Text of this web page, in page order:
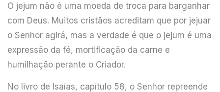
O jejum não é uma moeda de troca para barganhar
com Deus. Muitos cristãos acreditam que por jejuar
o Senhor agirá, mas a verdade é que o jejum é uma
expressão da fé, mortificação da carne e
humilhação perante o Criador.
No livro de Isaías, capítulo 58, o Senhor repreende